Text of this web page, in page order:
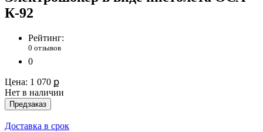
К-92
Рейтинг:
0 отзывов
0
Цена: 1 070 ք
Нет в наличии
Предзаказ
Доставка в срок